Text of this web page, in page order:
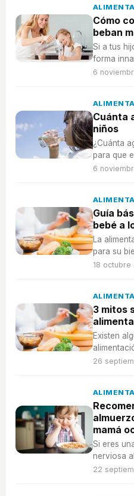
Cómo
beban
Si a tus
forma
6
Cuánta
niños
¿Cuánta
para que
cantidad
6
Guía
bebé a
La
para su
la
18 octubre
3 mitos
Existen
estos son
26
mamá
Si eres
nerviosa
hijos de
22